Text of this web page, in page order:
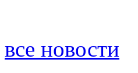
все новости